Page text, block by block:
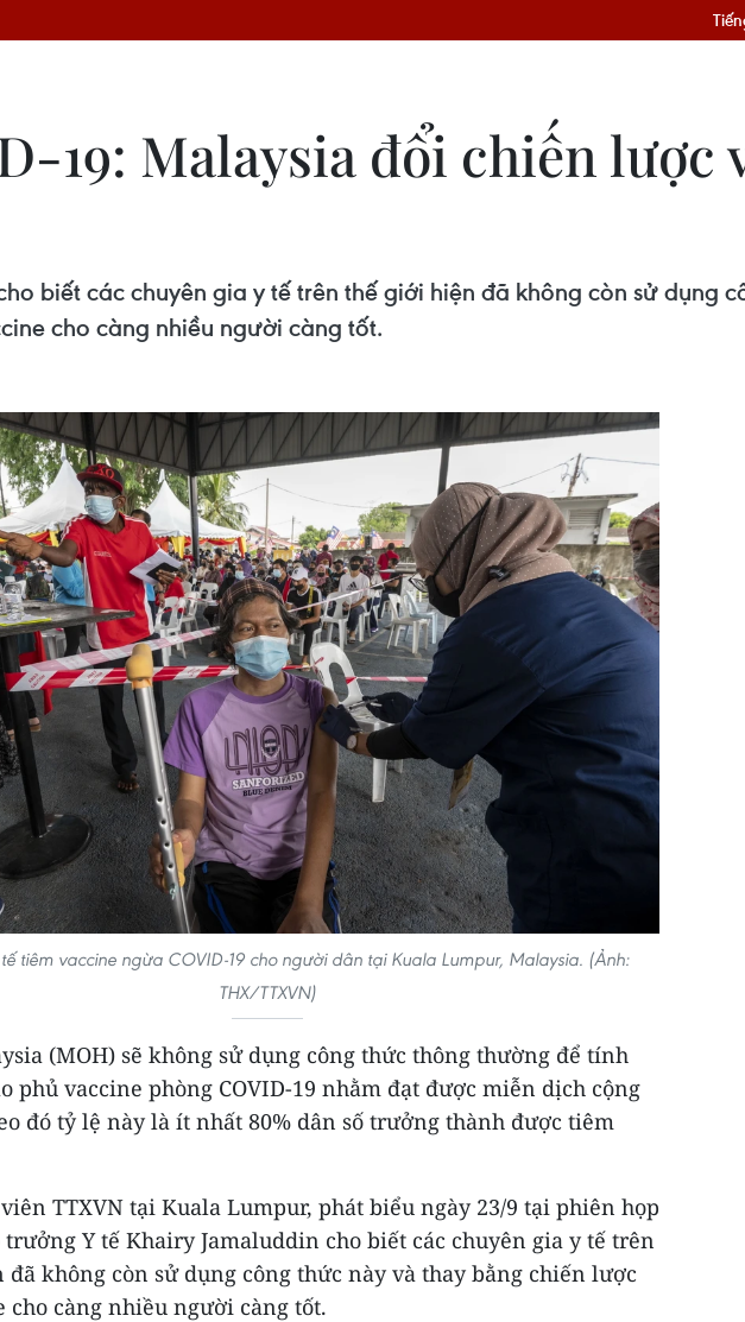
19: Malaysia đổi chiến lược
biết các chuyên gia y tế trên thế giới hiện đã không còn sử dụng
cho càng nhiều người càng tốt.
tiêm vaccine ngừa COVID-19 cho người dân tại Kuala Lumpur, Malaysia. (Ảnh:
THX/TTXVN)
(MOH) sẽ không sử dụng công thức thông thường để tính
phủ vaccine phòng COVID-19 nhằm đạt được miễn dịch cộng
đó tỷ lệ này là ít nhất 80% dân số trưởng thành được tiêm
TTXVN tại Kuala Lumpur, phát biểu ngày 23/9 tại phiên họp
trưởng Y tế Khairy Jamaluddin cho biết các chuyên gia y tế trên
không còn sử dụng công thức này và thay bằng chiến lược
cho càng nhiều người càng tốt.